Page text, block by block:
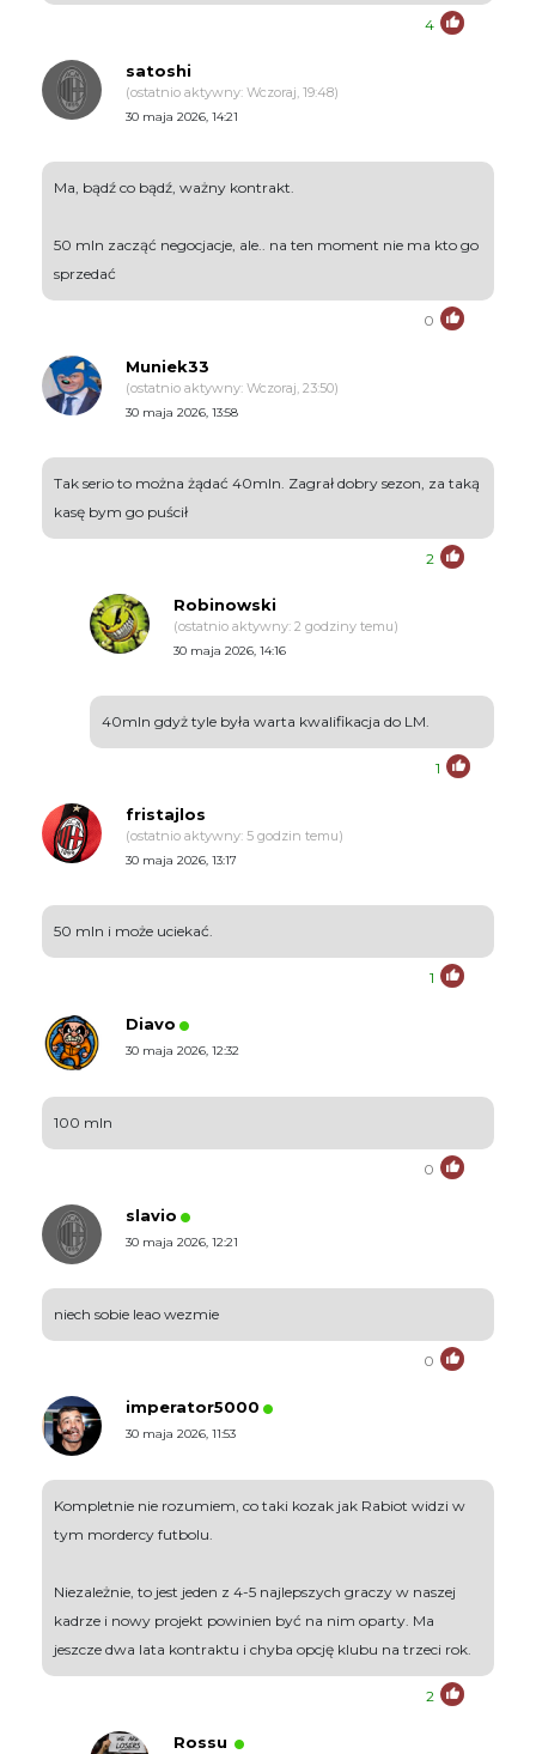
4
satoshi
(ostatnio aktywny: Wczoraj, 19:48)
30 maja 2026, 14:21
Ma, bądź co bądź, ważny kontrakt.
50 mln zacząć negocjacje, ale.. na ten moment nie ma kto go
sprzedać
0
Muniek33
(ostatnio aktywny: Wczoraj, 23:50)
30 maja 2026, 13:58
Tak serio to można żądać 40mln. Zagrał dobry sezon, za taką
kasę bym go puścił
2
Robinowski
(ostatnio aktywny: 2 godziny temu)
30 maja 2026, 14:16
40mln gdyż tyle była warta kwalifikacja do LM.
1
fristajlos
(ostatnio aktywny: 5 godzin temu)
30 maja 2026, 13:17
50 mln i może uciekać.
1
Diavo
30 maja 2026, 12:32
100 mln
0
slavio
30 maja 2026, 12:21
niech sobie leao wezmie
0
imperator5000
30 maja 2026, 11:53
Kompletnie nie rozumiem, co taki kozak jak Rabiot widzi w
tym mordercy futbolu.
Niezależnie, to jest jeden z 4-5 najlepszych graczy w naszej
kadrze i nowy projekt powinien być na nim oparty. Ma
jeszcze dwa lata kontraktu i chyba opcję klubu na trzeci rok.
2
Rossu